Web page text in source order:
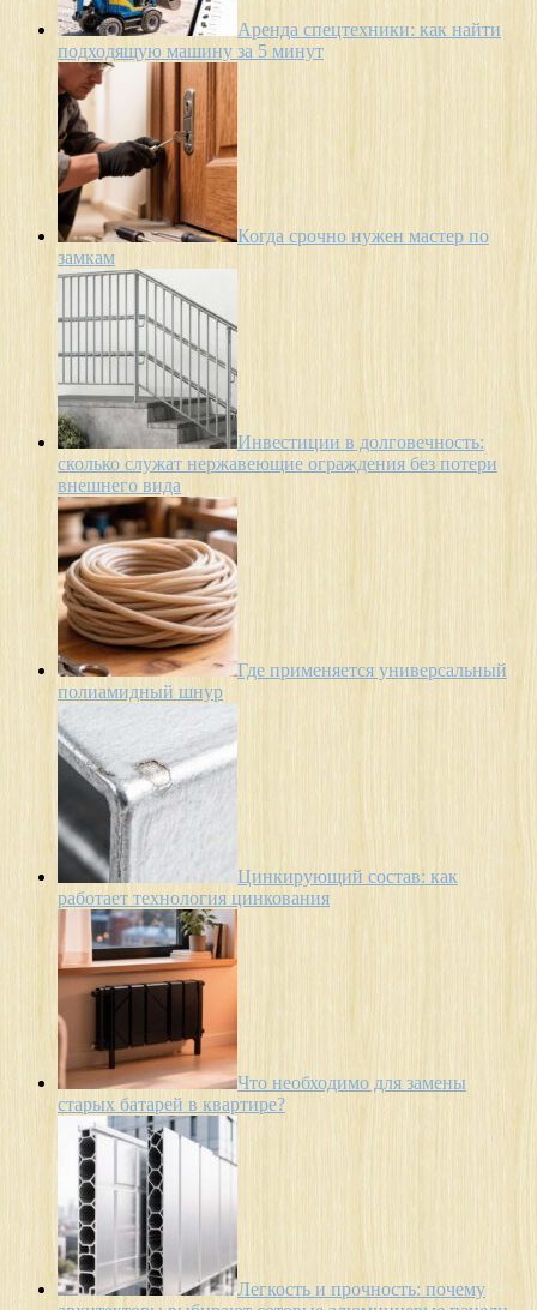
Аренда спецтехники: как найти
подходящую машину за 5 минут
Когда срочно нужен мастер по
замкам
Инвестиции в долговечность:
сколько служат нержавеющие ограждения без потери
внешнего вида
Где применяется универсальный
полиамидный шнур
Цинкирующий состав: как
работает технология цинкования
Что необходимо для замены
старых батарей в квартире?
Легкость и прочность: почему